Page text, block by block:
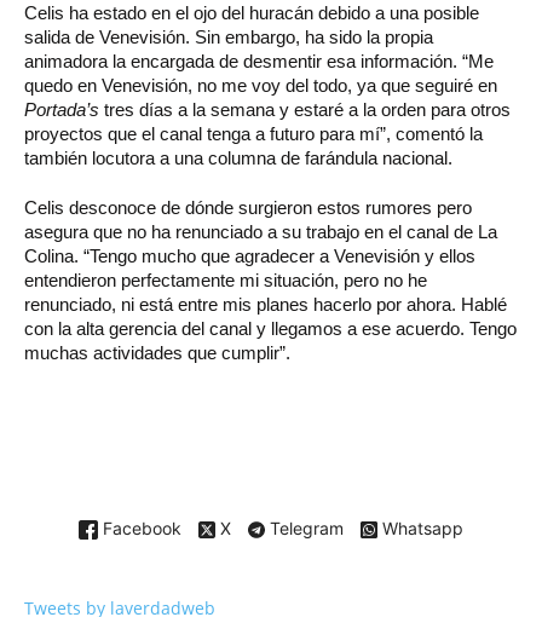
Celis ha estado en el ojo del huracán debido a una posible
salida de Venevisión. Sin embargo, ha sido la propia
animadora la encargada de desmentir esa información. “Me
quedo en Venevisión, no me voy del todo, ya que seguiré en
Portada’s tres días a la semana y estaré a la orden para otros
proyectos que el canal tenga a futuro para mí”, comentó la
también locutora a una columna de farándula nacional.
Celis desconoce de dónde surgieron estos rumores pero
asegura que no ha renunciado a su trabajo en el canal de La
Colina. “Tengo mucho que agradecer a Venevisión y ellos
entendieron perfectamente mi situación, pero no he
renunciado, ni está entre mis planes hacerlo por ahora. Hablé
con la alta gerencia del canal y llegamos a ese acuerdo. Tengo
muchas actividades que cumplir”.
Facebook X Telegram Whatsapp
Tweets by laverdadweb